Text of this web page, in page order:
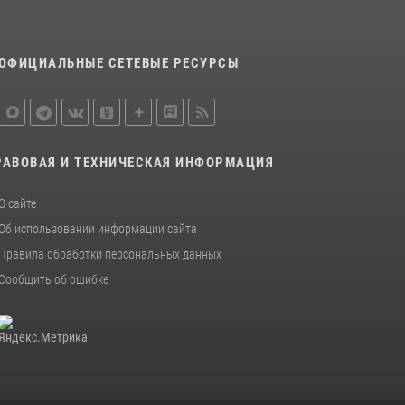
работе круглого стола на III Международном
19 июля 2026, 09:24
провели встречу с воспитанниками детского
СЕТЕВЫЕ РЕСУРСЫ
И ТЕХНИЧЕСКАЯ ИНФОРМАЦИЯ
О сайте
Об использовании информации сайта
Правила обработки персональных данных
Сообщить об ошибке